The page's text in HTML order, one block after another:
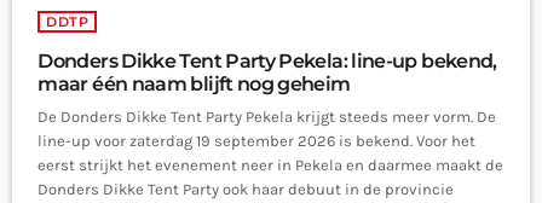
DDTP
Donders Dikke Tent Party Pekela: line-up bekend,
maar één naam blijft nog geheim
De Donders Dikke Tent Party Pekela krijgt steeds meer vorm. De
line-up voor zaterdag 19 september 2026 is bekend. Voor het
eerst strijkt het evenement neer in Pekela en daarmee maakt de
Donders Dikke Tent Party ook haar debuut in de provincie